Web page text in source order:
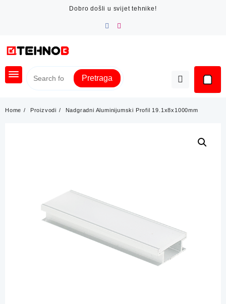
Dobro došli u svijet tehnike!
Pretraga
Home Proizvodi Nadgradni Aluminijumski Profil 19.1x8x1000mm